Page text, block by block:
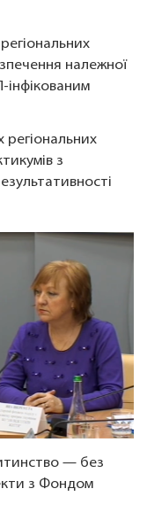
належної
інфікованим
регіональних
з
— без
з Фондом